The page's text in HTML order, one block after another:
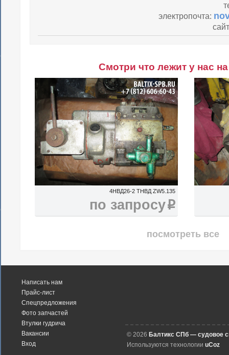
электропочта:
Смотри что лежит у нас
4НВД26-2 ТНВД ZW5.135
по запросу i
посмотреть все
Написать нам
Прайс-лист
Спецпредложения
Фото запчастей
Втулки гудрича
Вакансии
Вход
© 2026 Балтикс СПб — судовое
Используются технологии uCoz